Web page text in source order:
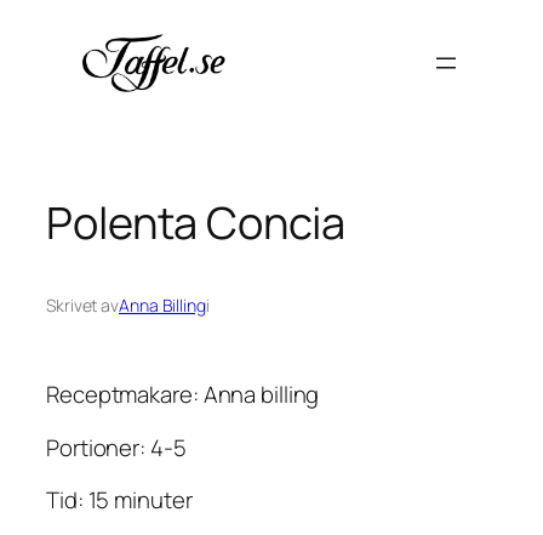
innehåll
Polenta Concia
Skrivet avAnna Billingi
Receptmakare: Anna billing
Portioner: 4-5
Tid: 15 minuter